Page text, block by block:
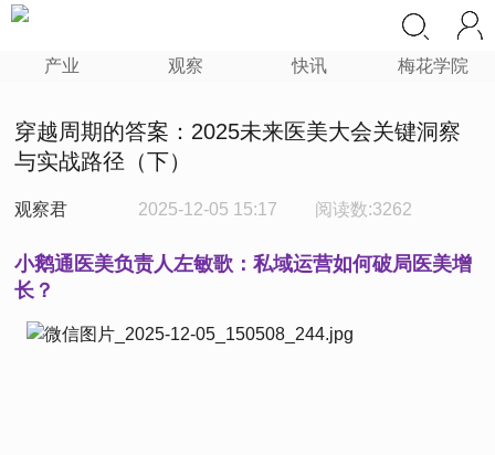
产业 观察 快讯 梅花学院
穿越周期的答案：2025未来医美大会关键洞察
与实战路径（下）
观察君 2025-12-05 15:17 阅读数:3262
小鹅通医美负责人左敏歌：私域运营如何破局医美增
长？